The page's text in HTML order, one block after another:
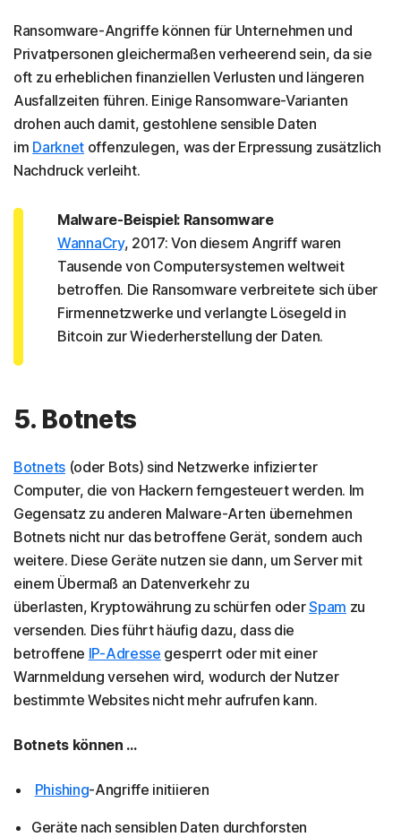
Ransomware-Angriffe können für Unternehmen und
Privatpersonen gleichermaßen verheerend sein, da sie
oft zu erheblichen finanziellen Verlusten und längeren
Ausfallzeiten führen. Einige Ransomware-Varianten
drohen auch damit, gestohlene sensible Daten
im Darknet offenzulegen, was der Erpressung zusätzlich
Nachdruck verleiht.
Malware-Beispiel: Ransomware
WannaCry, 2017: Von diesem Angriff waren
Tausende von Computersystemen weltweit
betroffen. Die Ransomware verbreitete sich über
Firmennetzwerke und verlangte Lösegeld in
Bitcoin zur Wiederherstellung der Daten.
5. Botnets
Botnets(oder Bots) sind Netzwerke infizierter
Computer, die von Hackern ferngesteuert werden. Im
Gegensatz zu anderen Malware-Arten übernehmen
Botnets nicht nur das betroffene Gerät, sondern auch
weitere. Diese Geräte nutzen sie dann, um Server mit
einem Übermaß an Datenverkehr zu
überlasten, Kryptowährung zu schürfen oderSpam zu
versenden. Dies führt häufig dazu, dass die
betroffene IP-Adresse gesperrt oder mit einer
Warnmeldung versehen wird, wodurch der Nutzer
bestimmte Websites nicht mehr aufrufen kann.
Botnets können ...
Phishing-Angriffe initiieren
Geräte nach sensiblen Daten durchforsten